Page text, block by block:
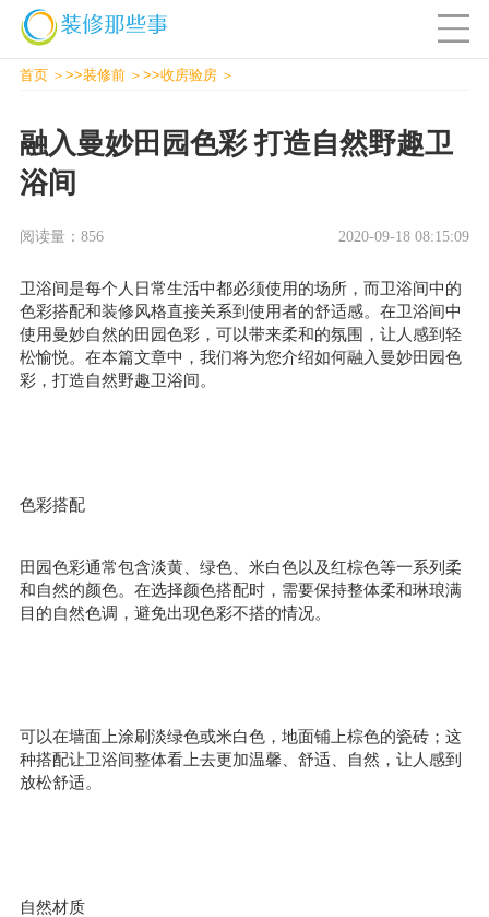
首页 >>装修前 >>收房验房
融入曼妙田园色彩 打造自然野趣卫
浴间
阅读量：856 2020-09-18 08:15:09
卫浴间是每个人日常生活中都必须使用的场所，而卫浴间中的
色彩搭配和装修风格直接关系到使用者的舒适感。在卫浴间中
使用曼妙自然的田园色彩，可以带来柔和的氛围，让人感到轻
松愉悦。在本篇文章中，我们将为您介绍如何融入曼妙田园色
彩，打造自然野趣卫浴间。
色彩搭配
田园色彩通常包含淡黄、绿色、米白色以及红棕色等一系列柔
和自然的颜色。在选择颜色搭配时，需要保持整体柔和琳琅满
目的自然色调，避免出现色彩不搭的情况。
可以在墙面上涂刷淡绿色或米白色，地面铺上棕色的瓷砖；这
种搭配让卫浴间整体看上去更加温馨、舒适、自然，让人感到
放松舒适。
自然材质